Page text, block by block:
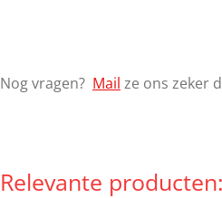
Nog vragen? Mail ze ons zeker
Relevante producten: